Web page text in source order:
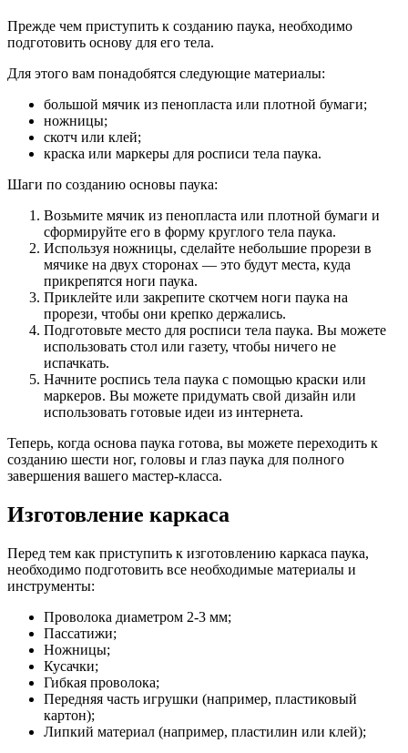
Прежде чем приступить к созданию паука, необходимо
подготовить основу для его тела.
Для этого вам понадобятся следующие материалы:
большой мячик из пенопласта или плотной бумаги;
ножницы;
скотч или клей;
краска или маркеры для росписи тела паука.
Шаги по созданию основы паука:
Возьмите мячик из пенопласта или плотной бумаги и
сформируйте его в форму круглого тела паука.
Используя ножницы, сделайте небольшие прорези в
мячике на двух сторонах — это будут места, куда
прикрепятся ноги паука.
Приклейте или закрепите скотчем ноги паука на
прорези, чтобы они крепко держались.
Подготовьте место для росписи тела паука. Вы можете
использовать стол или газету, чтобы ничего не
испачкать.
Начните роспись тела паука с помощью краски или
маркеров. Вы можете придумать свой дизайн или
использовать готовые идеи из интернета.
Теперь, когда основа паука готова, вы можете переходить к
созданию шести ног, головы и глаз паука для полного
завершения вашего мастер-класса.
Изготовление каркаса
Перед тем как приступить к изготовлению каркаса паука,
необходимо подготовить все необходимые материалы и
инструменты:
Проволока диаметром 2-3 мм;
Пассатижи;
Ножницы;
Кусачки;
Гибкая проволока;
Передняя часть игрушки (например, пластиковый
картон);
Липкий материал (например, пластилин или клей);